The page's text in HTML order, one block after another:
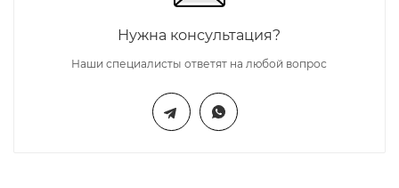
Нужна консультация?
Наши специалисты ответят на любой вопрос